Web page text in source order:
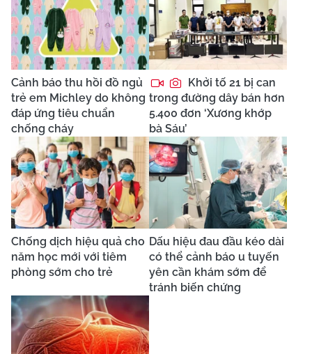
Cảnh báo thu hồi đồ ngủ
trẻ em Michley do không
đáp ứng tiêu chuẩn
chống cháy
Khởi tố 21 bị can
trong đường dây bán hơn
5.400 đơn ‘Xương khớp
bà Sáu’
Chống dịch hiệu quả cho
năm học mới với tiêm
phòng sớm cho trẻ
Dấu hiệu đau đầu kéo dài
có thể cảnh báo u tuyến
yên cần khám sớm để
tránh biến chứng